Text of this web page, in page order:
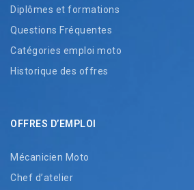
Diplômes et formations
Questions Fréquentes
Catégories emploi moto
Historique des offres
OFFRES D’EMPLOI
Mécanicien Moto
Chef d’atelier